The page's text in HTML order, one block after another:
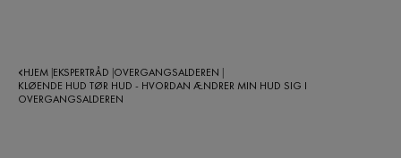
HJEM EKSPERTRÅD OVERGANGSALDEREN
KLØENDE HUD TØR HUD - HVORDAN ÆNDRER MIN HUD SIG I
OVERGANGSALDEREN